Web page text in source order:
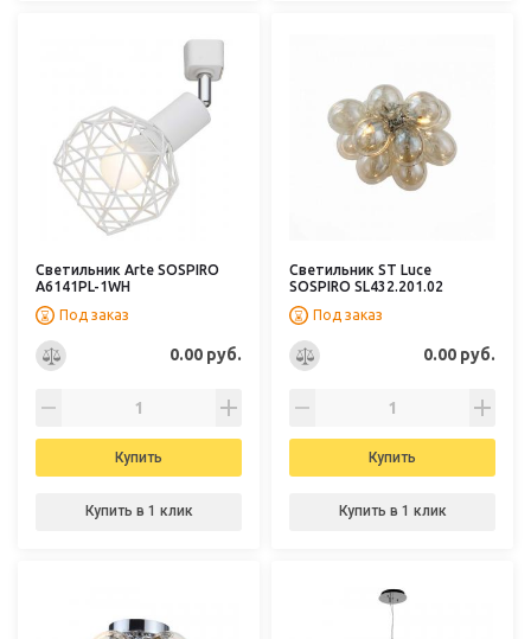
Светильник Arte SOSPIRO
A6141PL-1WH
Под заказ
0.00 руб.
Купить
Купить в 1 клик
Светильник ST Luce
SOSPIRO SL432.201.02
Под заказ
0.00 руб.
Купить
Купить в 1 клик